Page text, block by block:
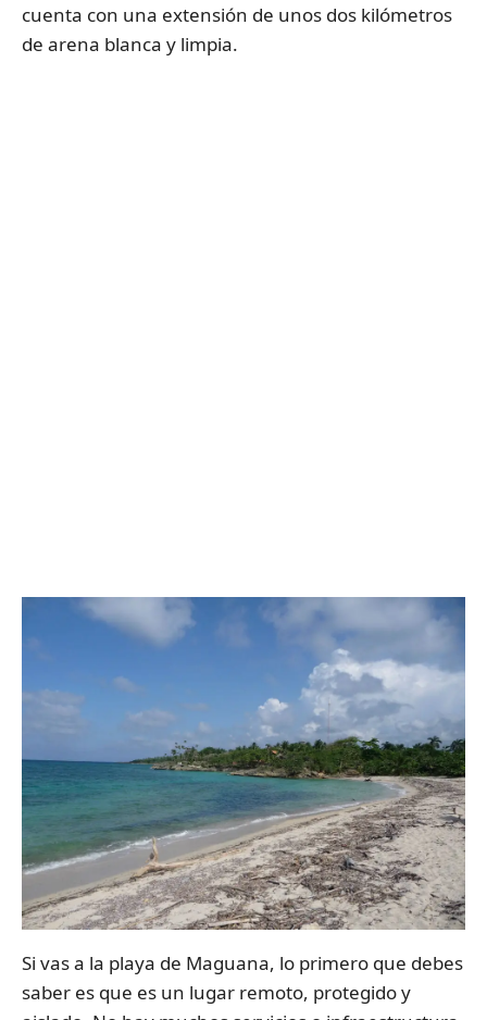
cuenta con una extensión de unos dos kilómetros
de arena blanca y limpia.
Si vas a la playa de Maguana, lo primero que debes
saber es que es un lugar remoto, protegido y